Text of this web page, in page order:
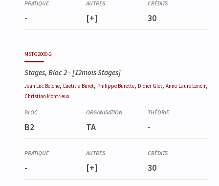
- [+] 30
MSTG2000-2
Stages, Bloc 2- [12mois Stages]
Jean Luc Belche, Laetitia Buret, Philippe Burette, Didier Giet, Anne-Laure Lenoir,
Christian Montrieux
B2 TA -
- [+] 30